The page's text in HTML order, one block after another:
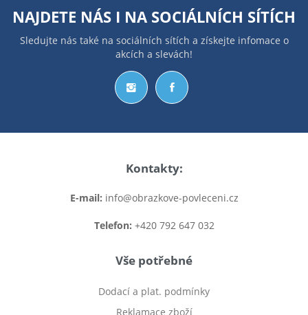
NAJDETE NÁS I NA SOCIÁLNÍCH SÍTÍCH
Sledujte nás také na sociálních sítích a získejte infomace o
akcích a slevách!
Kontakty:
E-mail: info@obrazkove-povleceni.cz
Telefon: +420 792 647 032
Vše potřebné
Dodací a plat. podmínky
Reklamace zboží